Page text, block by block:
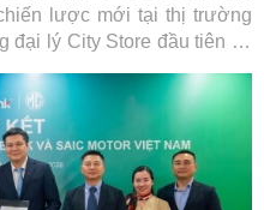
lược mới tại thị trường
đại lý City Store đầu tiên tại